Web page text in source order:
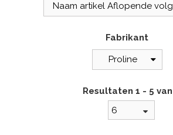
Naam artikel Aflopende
Fabrikant
Proline
Resultaten 1 - 5 van
6